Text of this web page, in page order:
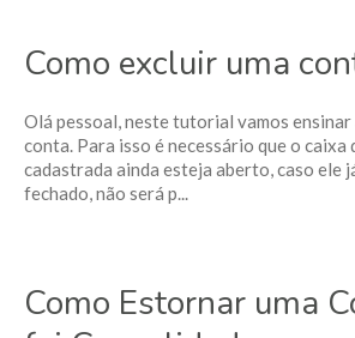
Como excluir uma
Olá pessoal, neste tutorial vamos ensinar
conta. Para isso é necessário que o caixa
cadastrada ainda esteja aberto, caso ele
fechado, não será p...
Como Estornar uma